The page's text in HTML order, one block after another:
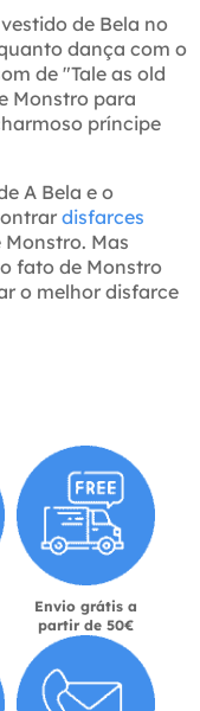
de Bela no
dança com o
de "Tale as old
Monstro para
príncipe
A Bela e o
disfarces
Monstro. Mas
fato de Monstro
o melhor disfarce
Envio grátis a
partir de 50€